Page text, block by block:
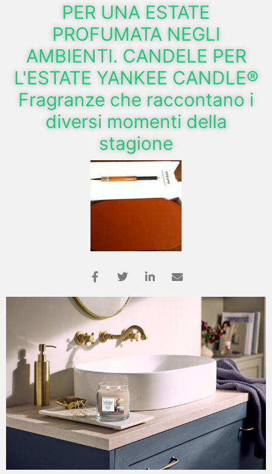
PER UNA ESTATE
PROFUMATA NEGLI
AMBIENTI. CANDELE PER
L'ESTATE YANKEE CANDLE®
Fragranze che raccontano i
diversi momenti della
stagione